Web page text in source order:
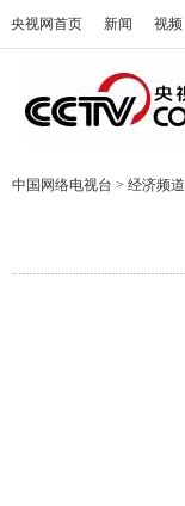
央视网首页 新闻 视频
中国网络电视台 > 经济频道